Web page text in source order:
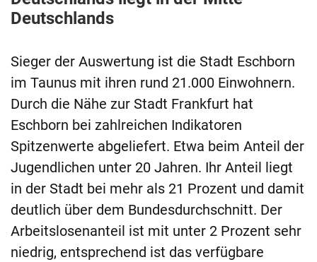
Deutschlands
Sieger der Auswertung ist die Stadt Eschborn
im Taunus mit ihren rund 21.000 Einwohnern.
Durch die Nähe zur Stadt Frankfurt hat
Eschborn bei zahlreichen Indikatoren
Spitzenwerte abgeliefert. Etwa beim Anteil der
Jugendlichen unter 20 Jahren. Ihr Anteil liegt
in der Stadt bei mehr als 21 Prozent und damit
deutlich über dem Bundesdurchschnitt. Der
Arbeitslosenanteil ist mit unter 2 Prozent sehr
niedrig, entsprechend ist das verfügbare